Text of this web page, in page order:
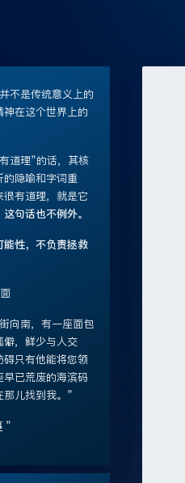
不是传统意义上的
在这个世界上的
道理”的话，其核
的隐喻和字词重
有道理，就是它
这句话也不例外。
能性，不负责拯救
向南，有一座面包
僻，鲜少与人交
碍只有他能将您领
早已荒废的海滨码
那儿找到我。”
”